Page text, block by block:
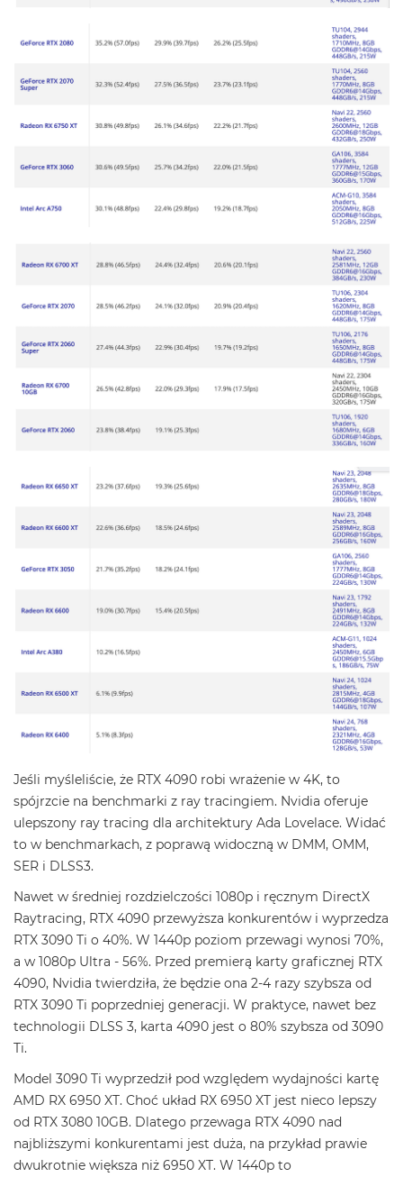
Jeśli myśleliście, że RTX 4090 robi wrażenie w 4K, to
spójrzcie na benchmarki z ray tracingiem. Nvidia oferuje
ulepszony ray tracing dla architektury Ada Lovelace. Widać
to w benchmarkach, z poprawą widoczną w DMM, OMM,
SER i DLSS3.
Nawet w średniej rozdzielczości 1080p i ręcznym DirectX
Raytracing, RTX 4090 przewyższa konkurentów i wyprzedza
RTX 3090 Ti o 40%. W 1440p poziom przewagi wynosi 70%,
a w 1080p Ultra - 56%. Przed premierą karty graficznej RTX
4090, Nvidia twierdziła, że będzie ona 2-4 razy szybsza od
RTX 3090 Ti poprzedniej generacji. W praktyce, nawet bez
technologii DLSS 3, karta 4090 jest o 80% szybsza od 3090
Ti.
Model 3090 Ti wyprzedził pod względem wydajności kartę
AMD RX 6950 XT. Choć układ RX 6950 XT jest nieco lepszy
od RTX 3080 10GB. Dlatego przewaga RTX 4090 nad
najbliższymi konkurentami jest duża, na przykład prawie
dwukrotnie większa niż 6950 XT. W 1440p to